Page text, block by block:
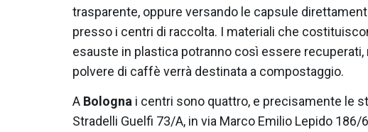
trasparente, oppure versando le capsule
presso i centri di raccolta. I materiali che
esauste in plastica potranno così essere
polvere di caffè verrà destinata a compostaggio.
A Bologna i centri sono quattro, e precisamente le
Stradelli Guelfi 73/A, in via Marco Emilio Lepido 186/